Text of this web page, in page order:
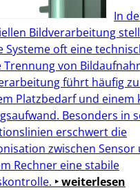
In
Bildverarbeitung
Systeme oft eine
Trennung von
führt häufig
Platzbedarf und einem
Besonders in
erschwert die
zwischen Sensor
Rechner eine stabile
‣ weiterlesen